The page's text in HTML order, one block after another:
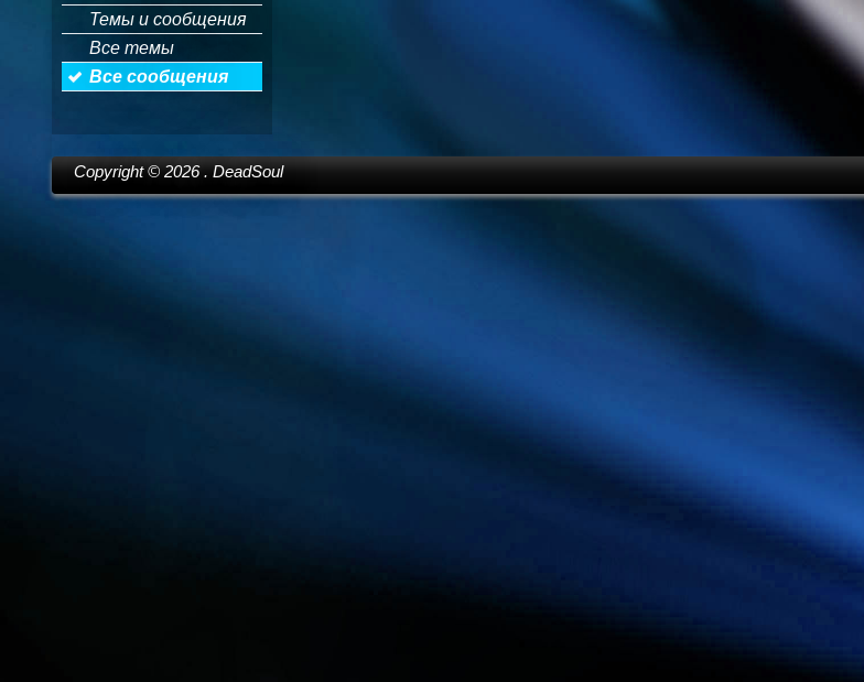
Темы и сообщения
Все темы
Все сообщения
Copyright © 2026. DeadSoul